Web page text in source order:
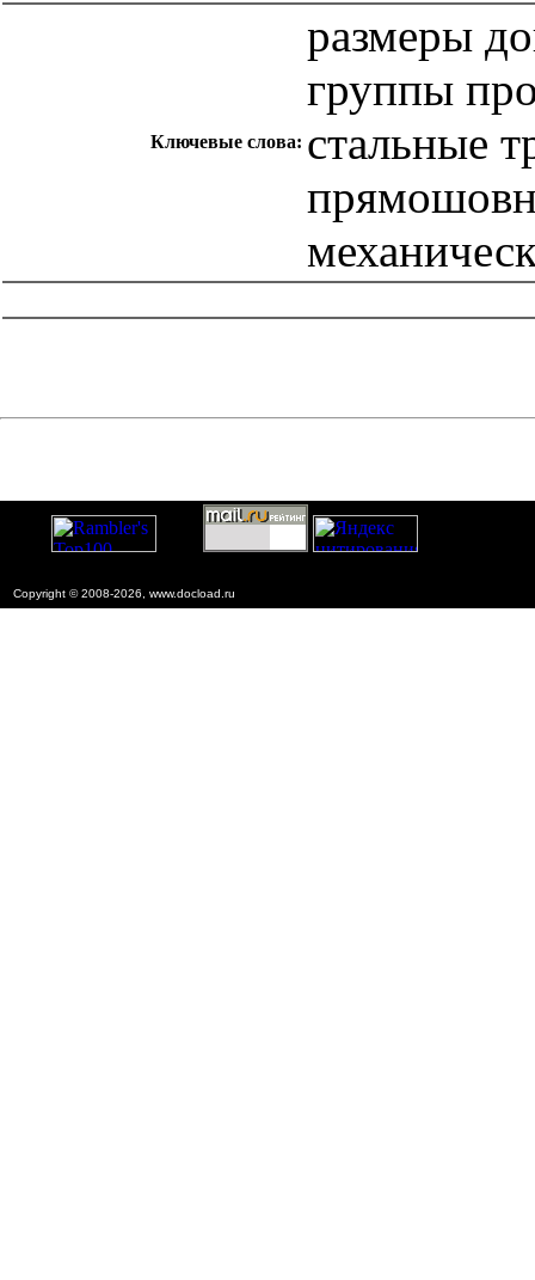
Ключевые слова:
размеры
группы
стальные
Copyright © 2008-2026, www.docload.ru